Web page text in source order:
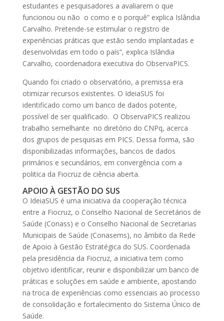
estudantes e pesquisadores a avaliarem o que
funcionou ou não o como e o porquê” explica Islândia
Carvalho. Pretende-se estimular o registro de
experiências práticas que estão sendo implantadas e
desenvolvidas em todo o país”, explica Islândia
Carvalho, coordenadora executiva do ObservaPICS.
Quando foi criado o observatório, a premissa era
otimizar recursos existentes. O IdeiaSUS foi
identificado como um banco de dados potente,
possível de ser qualificado. O ObservaPICS realizou
trabalho semelhante no diretório do CNPq, acerca
dos grupos de pesquisas em PICS. Dessa forma, são
disponibilizadas informações, bancos de dados
primários e secundários, em convergência com a
politica da Fiocruz de ciência aberta.
APOIO À GESTÃO DO SUS
O IdeiaSUS é uma iniciativa da cooperação técnica
entre a Fiocruz, o Conselho Nacional de Secretários de
Saúde (Conass) e o Conselho Nacional de Secretarias
Municipais de Saúde (Conasems), no âmbito da Rede
de Apoio à Gestão Estratégica do SUS. Coordenada
pela presidência da Fiocruz, a iniciativa tem como
objetivo identificar, reunir e disponibilizar um banco de
práticas e soluções em saúde e ambiente, apostando
na troca de experiências como essenciais ao processo
de consolidação e fortalecimento do Sistema Único de
Saúde.